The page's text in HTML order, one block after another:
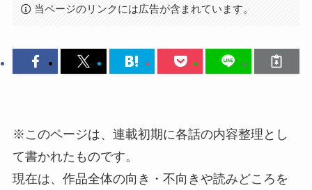
当ページのリンクには広告が含まれています。
※このページは、連載初期に各話の内容整理とし
て書かれたものです。
現在は、作品全体の向き・不向きや読みどころを